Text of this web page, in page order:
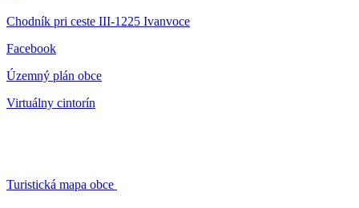
Chodník pri ceste III-1225 Ivanvoce
Facebook
Územný plán obce
Virtuálny cintorín
Turistická mapa obce